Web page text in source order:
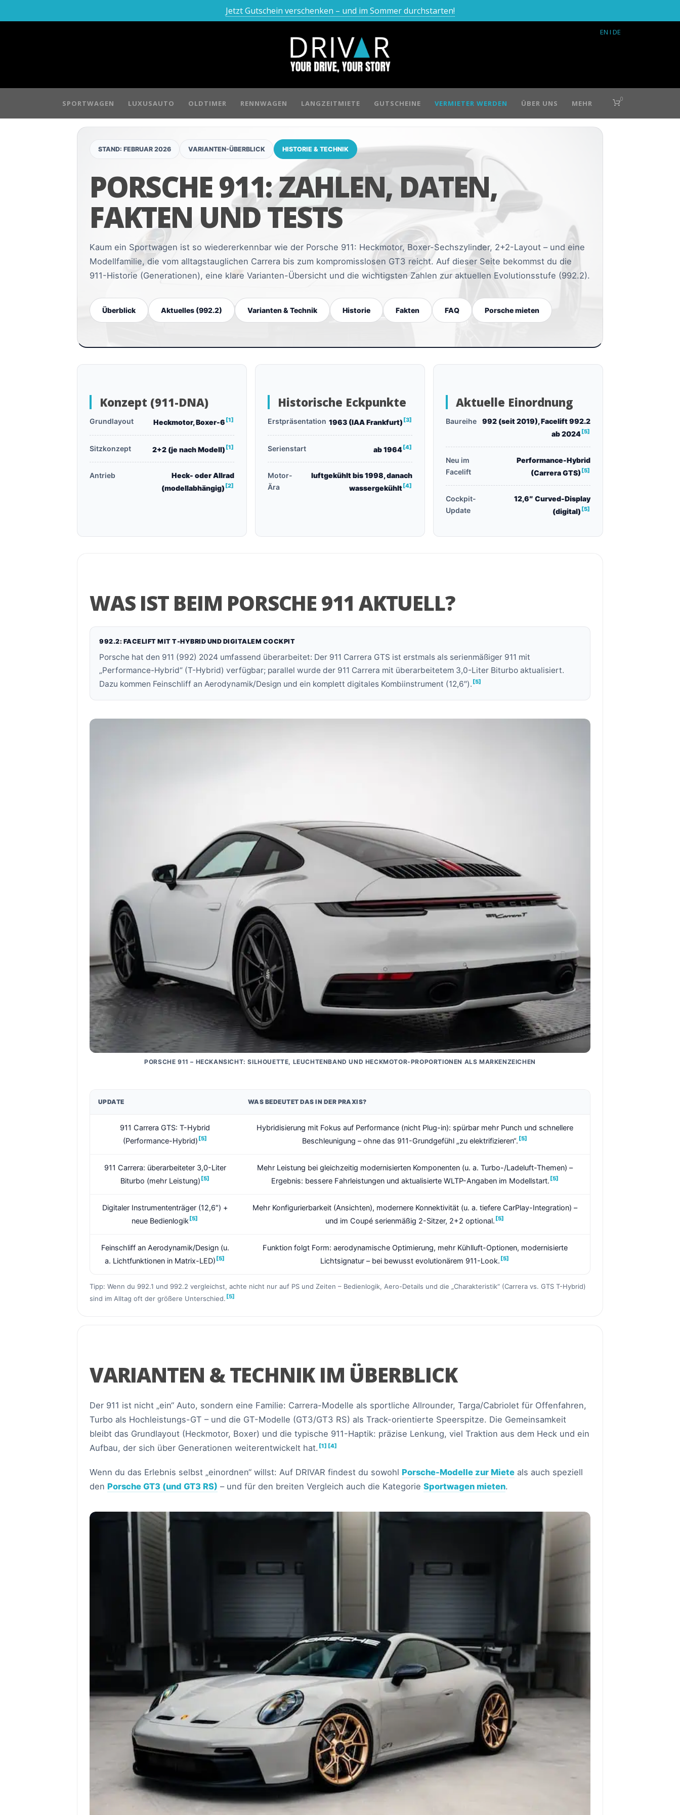
Jetzt Gutschein verschenken – und im Sommer durchstarten!
EN I DE
SPORTWAGEN LUXUSAUTO OLDTIMER RENNWAGEN LANGZEITMIETE GUTSCHEINE VERMIETER WERDEN ÜBER UNS MEHR 0
STAND: FEBRUAR 2026 VARIANTEN-ÜBERBLICK HISTORIE & TECHNIK
PORSCHE 911: ZAHLEN, DATEN,
FAKTEN UND TESTS
Kaum ein Sportwagen ist so wiedererkennbar wie der Porsche 911: Heckmotor, Boxer-Sechszylinder, 2+2-Layout – und eine
Modellfamilie, die vom alltagstauglichen Carrera bis zum kompromisslosen GT3 reicht. Auf dieser Seite bekommst du die
911-Historie (Generationen), eine klare Varianten-Übersicht und die wichtigsten Zahlen zur aktuellen Evolutionsstufe (992.2).
Überblick Aktuelles (992.2) Varianten & Technik Historie Fakten FAQ Porsche mieten
Konzept (911-DNA)
Grundlayout Heckmotor, Boxer-6 [1]
Sitzkonzept 2+2 (je nach Modell) [1]
Antrieb
Heck- oder Allrad
(modellabhängig) [2]
Historische Eckpunkte
Erstpräsentation 1963 (IAA Frankfurt) [3]
Serienstart ab 1964[4]
Motor-
Ära
luftgekühlt bis 1998, danach
wassergekühlt [4]
Aktuelle Einordnung
Baureihe
992 (seit 2019), Facelift 992.2
ab 2024 [5]
Neu im
Facelift
Performance-Hybrid
(Carrera GTS) [5]
Cockpit-
Update
12,6″ Curved-Display
(digital) [5]
WAS IST BEIM PORSCHE 911 AKTUELL?
992.2: FACELIFT MIT T-HYBRID UND DIGITALEM COCKPIT
Porsche hat den 911 (992) 2024 umfassend überarbeitet: Der 911 Carrera GTS ist erstmals als serienmäßiger 911 mit
„Performance-Hybrid“ (T-Hybrid) verfügbar; parallel wurde der 911 Carrera mit überarbeitetem 3,0-Liter Biturbo aktualisiert.
Dazu kommen Feinschliff an Aerodynamik/Design und ein komplett digitales Kombiinstrument (12,6″). [5]
PORSCHE 911 – HECKANSICHT: SILHOUETTE, LEUCHTENBAND UND HECKMOTOR-PROPORTIONEN ALS MARKENZEICHEN
UPDATE WAS BEDEUTET DAS IN DER PRAXIS?
911 Carrera GTS: T-Hybrid
(Performance-Hybrid) [5]
Hybridisierung mit Fokus auf Performance (nicht Plug-in): spürbar mehr Punch und schnellere
Beschleunigung – ohne das 911-Grundgefühl „zu elektrifizieren“. [5]
911 Carrera: überarbeiteter 3,0-Liter
Biturbo (mehr Leistung) [5]
Mehr Leistung bei gleichzeitig modernisierten Komponenten (u. a. Turbo-/Ladeluft-Themen) –
Ergebnis: bessere Fahrleistungen und aktualisierte WLTP-Angaben im Modellstart. [5]
Digitaler Instrumententräger (12,6″) +
neue Bedienlogik [5]
Mehr Konfigurierbarkeit (Ansichten), modernere Konnektivität (u. a. tiefere CarPlay-Integration) –
und im Coupé serienmäßig 2-Sitzer, 2+2 optional. [5]
Feinschliff an Aerodynamik/Design (u.
a. Lichtfunktionen in Matrix-LED) [5]
Funktion folgt Form: aerodynamische Optimierung, mehr Kühlluft-Optionen, modernisierte
Lichtsignatur – bei bewusst evolutionärem 911-Look. [5]
Tipp: Wenn du 992.1 und 992.2 vergleichst, achte nicht nur auf PS und Zeiten – Bedienlogik, Aero-Details und die „Charakteristik“ (Carrera vs. GTS T-Hybrid)
sind im Alltag oft der größere Unterschied. [5]
VARIANTEN & TECHNIK IM ÜBERBLICK
Der 911 ist nicht „ein“ Auto, sondern eine Familie: Carrera-Modelle als sportliche Allrounder, Targa/Cabriolet für Offenfahren,
Turbo als Hochleistungs-GT – und die GT-Modelle (GT3/GT3 RS) als Track-orientierte Speerspitze. Die Gemeinsamkeit
bleibt das Grundlayout (Heckmotor, Boxer) und die typische 911-Haptik: präzise Lenkung, viel Traktion aus dem Heck und ein
Aufbau, der sich über Generationen weiterentwickelt hat. [1] [4]
Wenn du das Erlebnis selbst „einordnen“ willst: Auf DRIVAR findest du sowohl Porsche-Modelle zur Miete als auch speziell
den Porsche GT3 (und GT3 RS) – und für den breiten Vergleich auch die Kategorie Sportwagen mieten.